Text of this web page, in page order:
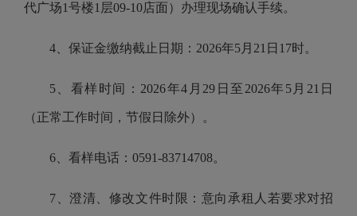
代广场1号楼1层09-10店面）办理现场确认手续。
4、保证金缴纳截止日期：2026年5月21日17时。
5、看样时间：2026年4月29日至2026年5月21日
（正常工作时间，节假日除外）。
6、看样电话：0591-83714708。
7、澄清、修改文件时限：意向承租人若要求对招